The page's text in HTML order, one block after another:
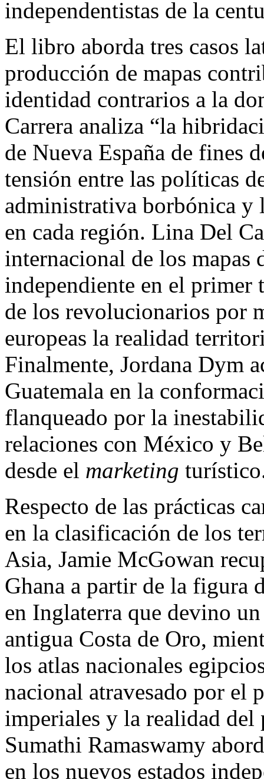
independentistas de la
El libro aborda tres casos
producción de mapas
identidad contrarios a la
Carrera analiza “la
de Nueva España de fines
tensión entre las políticas
administrativa borbónica y
en cada región. Lina Del
internacional de los mapas
independiente en el
de los revolucionarios por
europeas la realidad
Finalmente, Jordana Dym
Guatemala en la
flanqueado por la
relaciones con México y
desde el marketing
Respecto de las prácticas
en la clasificación de los
Asia, Jamie McGowan
Ghana a partir de la figura
en Inglaterra que devino
antigua Costa de Oro,
los atlas nacionales
nacional atravesado por el
imperiales y la realidad del
Sumathi Ramaswamy
en los nuevos estados